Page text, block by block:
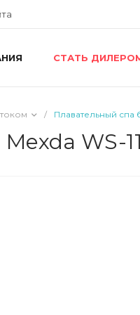
СТАТЬ
/ Плавательный спа
WS-